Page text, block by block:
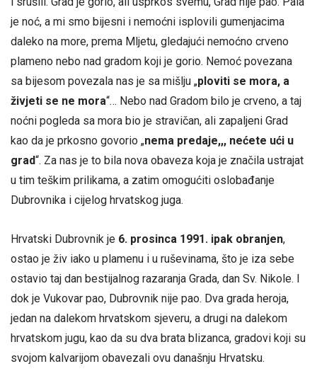
je noć, a mi smo bijesni i nemoćni isplovili gumenjacima
daleko na more, prema Mljetu, gledajući nemoćno crveno
plameno nebo nad gradom koji je gorio. Nemoć povezana
sa bijesom povezala nas je sa mišlju „ploviti se mora, a
živjeti se ne mora“… Nebo nad Gradom bilo je crveno, a taj
noćni pogleda sa mora bio je stravičan, ali zapaljeni Grad
kao da je prkosno govorio „nema predaje,,, nećete ući u
grad“. Za nas je to bila nova obaveza koja je značila ustrajat
u tim teškim prilikama, a zatim omogućiti oslobađanje
Dubrovnika i cijelog hrvatskog juga.
Hrvatski Dubrovnik je 6. prosinca 1991. ipak obranjen,
ostao je živ iako u plamenu i u ruševinama, što je iza sebe
ostavio taj dan bestijalnog razaranja Grada, dan Sv. Nikole. I
dok je Vukovar pao, Dubrovnik nije pao. Dva grada heroja,
jedan na dalekom hrvatskom sjeveru, a drugi na dalekom
hrvatskom jugu, kao da su dva brata blizanca, gradovi koji su
svojom kalvarijom obavezali ovu današnju Hrvatsku.